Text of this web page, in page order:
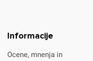
Informacije
Ocene, mnenja in